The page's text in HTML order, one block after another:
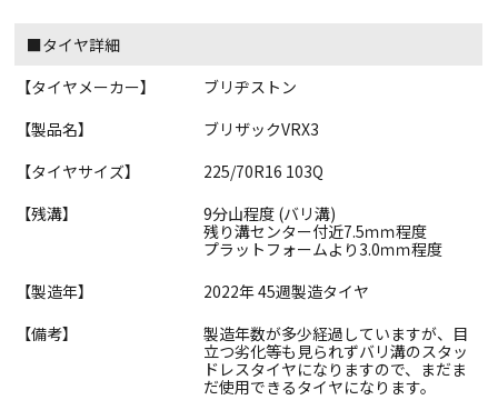
■タイヤ詳細
【タイヤメーカー】
ブリヂストン
【製品名】
ブリザックVRX3
【タイヤサイズ】
225/70R16 103Q
【残溝】
9分山程度 (バリ溝)
残り溝センター付近7.5ｍｍ程度
プラットフォームより3.0ｍｍ程度
【製造年】
2022年 45週製造タイヤ
【備考】
製造年数が多少経過していますが、目
立つ劣化等も見られずバリ溝のスタッ
ドレスタイヤになりますので、まだま
だ使用できるタイヤになります。